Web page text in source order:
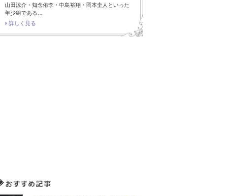
山田涼介・知念侑李・中島裕翔・岡本圭人といった
年少組である…
詳しく見る